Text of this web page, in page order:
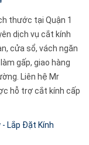
thước tại Quận 1
dịch vụ cắt kính
cửa sổ, vách ngăn
gấp, giao hàng
Liên hệ Mr
hỗ trợ cắt kính cấp
- Lắp Đặt Kính